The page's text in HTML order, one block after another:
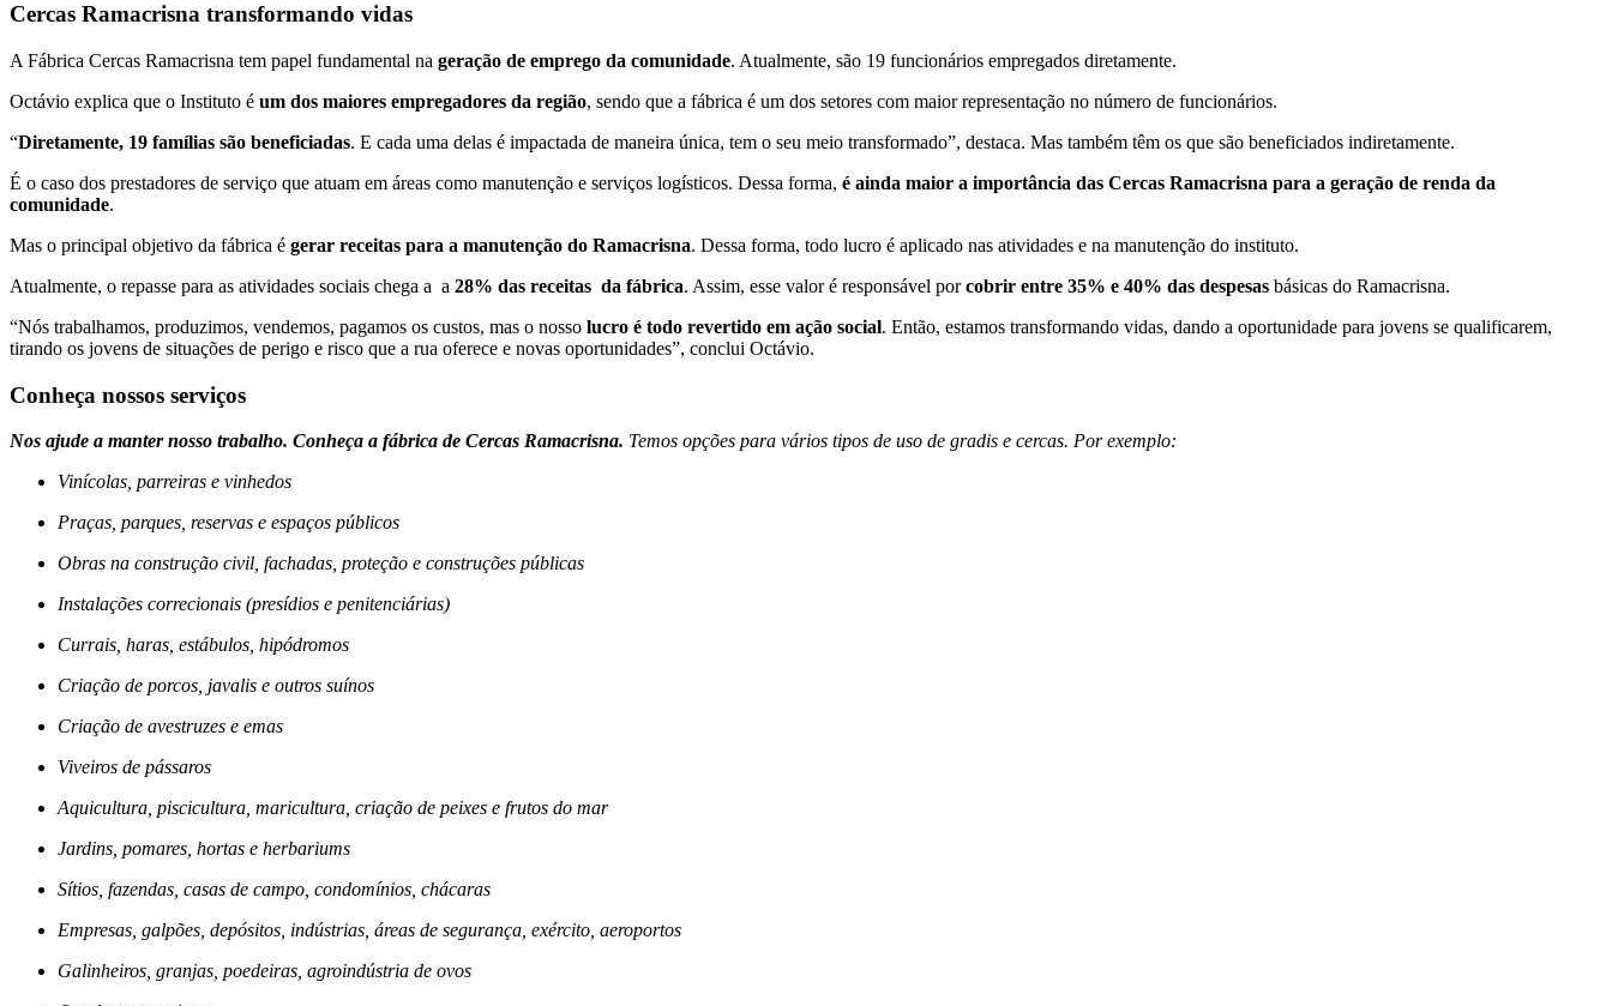
Cercas Ramacrisna transformando vidas
A Fábrica Cercas Ramacrisna tem papel fundamental na geração de emprego da comunidade. Atualmente, são 19 funcionários empregados diretamente.
Octávio explica que o Instituto é um dos maiores empregadores da região, sendo que a fábrica é um dos setores com maior representação no número de funcionários.
“Diretamente, 19 famílias são beneficiadas. E cada uma delas é impactada de maneira única, tem o seu meio transformado”, destaca. Mas também têm os que são beneficiados indiretamente.
É o caso dos prestadores de serviço que atuam em áreas como manutenção e serviços logísticos. Dessa forma, é ainda maior a importância das Cercas Ramacrisna para a geração de renda da
comunidade.
Mas o principal objetivo da fábrica é gerar receitas para a manutenção do Ramacrisna. Dessa forma, todo lucro é aplicado nas atividades e na manutenção do instituto.
Atualmente, o repasse para as atividades sociais chega a a 28% das receitas da fábrica. Assim, esse valor é responsável porcobrir entre 35% e 40% das despesas básicas do Ramacrisna.
“Nós trabalhamos, produzimos, vendemos, pagamos os custos, mas o nosso lucro é todo revertido em ação social. Então, estamos transformando vidas, dando a oportunidade para jovens se qualificarem,
tirando os jovens de situações de perigo e risco que a rua oferece e novas oportunidades”, conclui Octávio.
Conheça nossos serviços
Nos ajude a manter nosso trabalho. Conheça a fábrica de Cercas Ramacrisna. Temos opções para vários tipos de uso de gradis e cercas. Por exemplo:
Vinícolas, parreiras e vinhedos
Praças, parques, reservas e espaços públicos
Obras na construção civil, fachadas, proteção e construções públicas
Instalações correcionais (presídios e penitenciárias)
Currais, haras, estábulos, hipódromos
Criação de porcos, javalis e outros suínos
Criação de avestruzes e emas
Viveiros de pássaros
Aquicultura, piscicultura, maricultura, criação de peixes e frutos do mar
Jardins, pomares, hortas e herbariums
Sítios, fazendas, casas de campo, condomínios, chácaras
Empresas, galpões, depósitos, indústrias, áreas de segurança, exército, aeroportos
Galinheiros, granjas, poedeiras, agroindústria de ovos